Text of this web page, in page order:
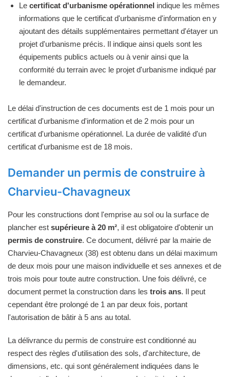
Le certificat d'urbanisme opérationnel indique les mêmes
informations que le certificat d'urbanisme d'information en y
ajoutant des détails supplémentaires permettant d'étayer un
projet d'urbanisme précis. Il indique ainsi quels sont les
équipements publics actuels ou à venir ainsi que la
conformité du terrain avec le projet d'urbanisme indiqué par
le demandeur.
Le délai d'instruction de ces documents est de 1 mois pour un
certificat d'urbanisme d'information et de 2 mois pour un
certificat d'urbanisme opérationnel. La durée de validité d'un
certificat d'urbanisme est de 18 mois.
Demander un permis de construire à
Charvieu-Chavagneux
Pour les constructions dont l'emprise au sol ou la surface de
plancher est supérieure à 20 m², il est obligatoire d'obtenir un
permis de construire. Ce document, délivré par la mairie de
Charvieu-Chavagneux (38) est obtenu dans un délai maximum
de deux mois pour une maison individuelle et ses annexes et de
trois mois pour toute autre construction. Une fois délivré, ce
document permet la construction dans les trois ans. Il peut
cependant être prolongé de 1 an par deux fois, portant
l'autorisation de bâtir à 5 ans au total.
La délivrance du permis de construire est conditionné au
respect des règles d'utilisation des sols, d'architecture, de
dimensions, etc. qui sont généralement indiquées dans le